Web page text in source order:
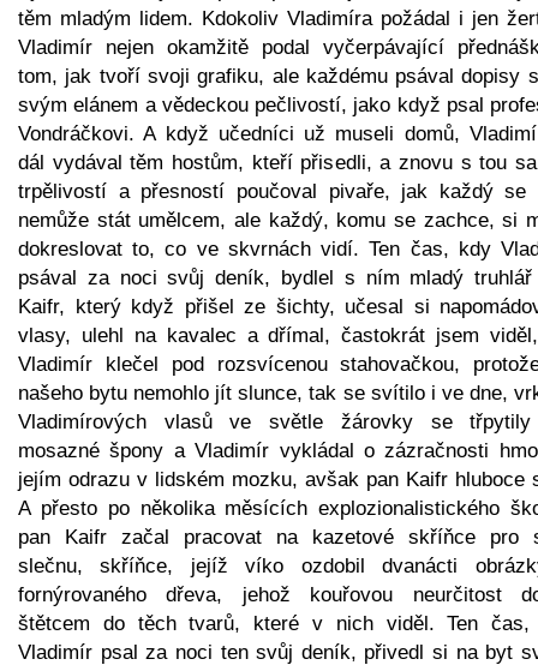
těm mladým lidem. Kdokoliv Vladimíra požádal i jen
Vladimír nejen okamžitě podal vyčerpávající
tom, jak tvoří svoji grafiku, ale každému psával dopisy
svým elánem a vědeckou pečlivostí, jako když psal
Vondráčkovi. A když učedníci už museli domů,
dál vydával těm hostům, kteří přisedli, a znovu s tou
trpělivostí a přesností poučoval pivaře, jak každý se
nemůže stát umělcem, ale každý, komu se zachce, si
dokreslovat to, co ve skvrnách vidí. Ten čas, kdy
psával za noci svůj deník, bydlel s ním mladý truhlář
Kaifr, který když přišel ze šichty, učesal si
vlasy, ulehl na kavalec a dřímal, častokrát jsem
Vladimír klečel pod rozsvícenou stahovačkou,
našeho bytu nemohlo jít slunce, tak se svítilo i ve dne,
Vladimírových vlasů ve světle žárovky se
mosazné špony a Vladimír vykládal o zázračnosti
jejím odrazu v lidském mozku, avšak pan Kaifr hluboce
A přesto po několika měsících explozionalistického
pan Kaifr začal pracovat na kazetové skříňce pro
slečnu, skříňce, jejíž víko ozdobil dvanácti
fornýrovaného dřeva, jehož kouřovou neurčitost
štětcem do těch tvarů, které v nich viděl. Ten čas,
Vladimír psal za noci ten svůj deník, přivedl si na byt